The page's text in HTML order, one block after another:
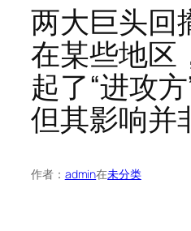
两大巨头回
在某些地区
起了“进攻方
但其影响并
作者： admin在未分类